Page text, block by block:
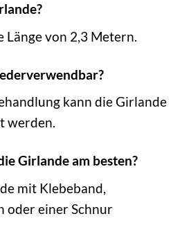
Länge von 2,3 Metern.
kann die Girlande
werden.
Girlande am besten?
mit Klebeband,
oder einer Schnur